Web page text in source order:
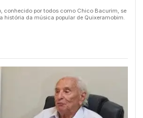
conhecido por todos como Chico Bacurim, se
história da música popular de Quixeramobim.